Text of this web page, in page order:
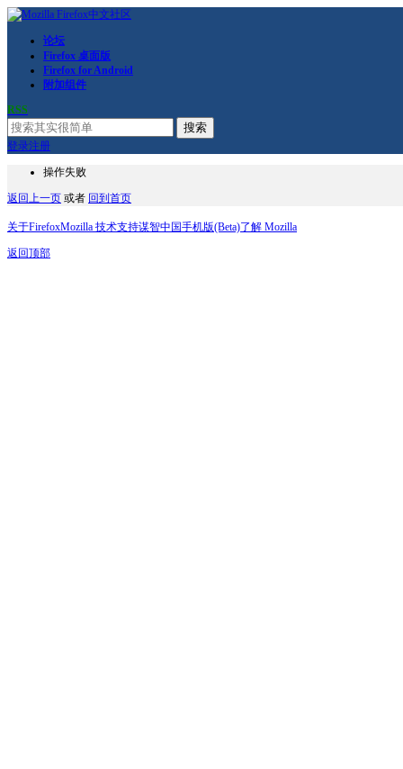
论坛
Firefox 桌面版
Firefox for Android
附加组件
RSS
搜索
登录注册
操作失败
返回上一页 或者 回到首页
关于FirefoxMozilla 技术支持谋智中国手机版(Beta)了解 Mozilla
返回顶部